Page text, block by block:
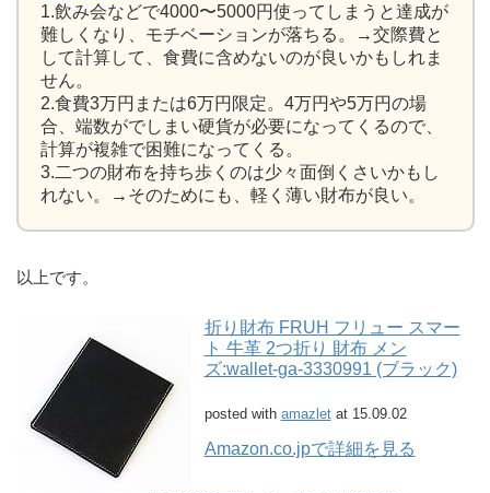
1.飲み会などで4000〜5000円使ってしまうと達成が
難しくなり、モチベーションが落ちる。→交際費と
して計算して、食費に含めないのが良いかもしれま
せん。
2.食費3万円または6万円限定。4万円や5万円の場
合、端数がでしまい硬貨が必要になってくるので、
計算が複雑で困難になってくる。
3.二つの財布を持ち歩くのは少々面倒くさいかもし
れない。→そのためにも、軽く薄い財布が良い。
以上です。
折り財布 FRUH フリュー スマー
ト 牛革 2つ折り 財布 メン
ズ:wallet-ga-3330991 (ブラック)
posted with amazletat 15.09.02
Amazon.co.jpで詳細を見る